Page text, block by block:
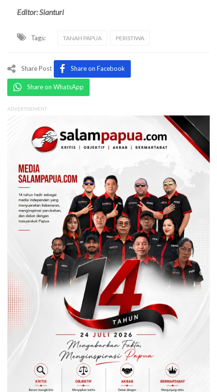
Editor: Sianturi
Tags: TANAH PAPUA PERISTIWA
Share Post Share on Facebook
Share on WhatsApp
ADVERTISEMENT